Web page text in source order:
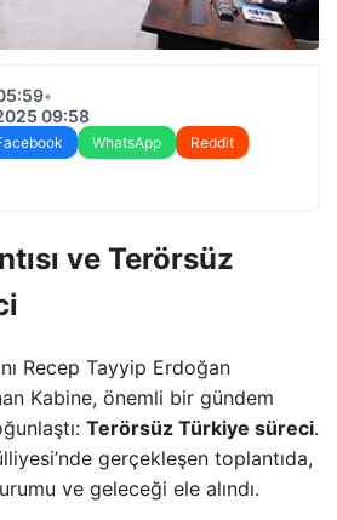
•
09:58
WhatsApp
Reddit
ve Terörsüz
Recep Tayyip Erdoğan
Kabine, önemli bir gündem
Terörsüz Türkiye süreci.
gerçekleşen toplantıda,
ve geleceği ele alındı.